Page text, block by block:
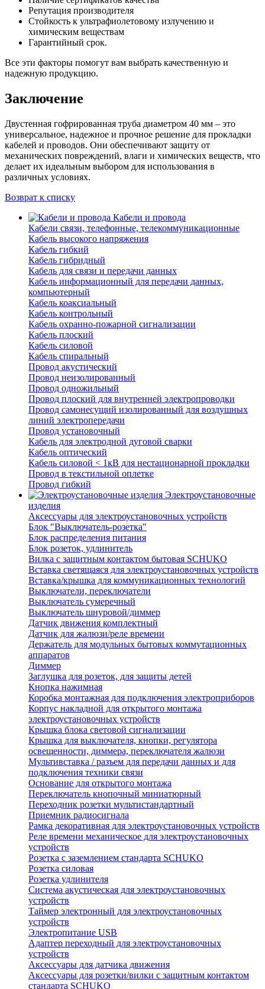
Репутация производителя
Стойкость к ультрафиолетовому излучению и
химическим веществам
Гарантийный срок.
Все эти факторы помогут вам выбрать качественную и
надежную продукцию.
Заключение
Двустенная гофрированная труба диаметром 40 мм – это
универсальное, надежное и прочное решение для прокладки
кабелей и проводов. Они обеспечивают защиту от
механических повреждений, влаги и химических веществ, что
делает их идеальным выбором для использования в
различных условиях.
Возврат к списку
Кабели и провода
Кабели связи, телефонные, телекоммуникационные
Кабель высокого напряжения
Кабель гибкий
Кабель гибридный
Кабель для связи и передачи данных
Кабель информационный для передачи данных,
компьютерный
Кабель коаксиальный
Кабель контрольный
Кабель охранно-пожарной сигнализации
Кабель плоский
Кабель силовой
Кабель спиральный
Провод акустический
Провод неизолированный
Провод одножильный
Провод плоский для внутренней электропроводки
Провод самонесущий изолированный для воздушных
линий электропередачи
Провод установочный
Кабель для электродной дуговой сварки
Кабель оптический
Кабель силовой < 1кВ для нестационарной прокладки
Провод в текстильной оплетке
Провод гибкий
Электроустановочные
изделия
Аксессуары для электроустановочных устройств
Блок "Выключатель-розетка"
Блок распределения питания
Блок розеток, удлинитель
Вилка с защитным контактом бытовая SCHUKO
Вставка светящаяся для электроустановочных устройств
Вставка/крышка для коммуникационных технологий
Выключатели, переключатели
Выключатель сумеречный
Выключатель шнуровой/диммер
Датчик движения комплектный
Датчик для жалюзи/реле времени
Держатель для модульных бытовых коммутационных
аппаратов
Диммер
Заглушка для розеток, для защиты детей
Кнопка нажимная
Коробка монтажная для подключения электроприборов
Корпус накладной для открытого монтажа
электроустановочных устройств
Крышка блока световой сигнализации
Крышка для выключателя, кнопки, регулятора
освещенности, диммера, переключателя жалюзи
Мультивставка / разъем для передачи данных и для
подключения техники связи
Основание для открытого монтажа
Переключатель кнопочный миниатюрный
Переходник розетки мультистандартный
Приемник радиосигнала
Рамка декоративная для электроустановочных устройств
Реле времени механическое для электроустановочных
устройств
Розетка с заземлением стандарта SCHUKO
Розетка силовая
Розетка удлинителя
Система акустическая для электроустановочных
устройств
Таймер электронный для электроустановочных
устройств
Электропитание USB
Адаптер переходный для электроустановочных
устройств
Аксессуары для датчика движения
Аксессуары для розетки/вилки с защитным контактом
стандарта SCHUKO